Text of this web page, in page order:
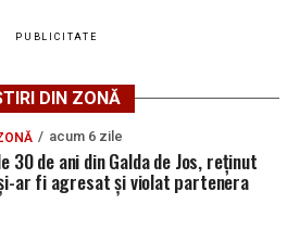
pe Google
Unirea pe Social Media
PUBLICITATE
DIN ZONĂ
acum 6 zile
30 de ani din Galda de Jos, reținut
ar fi agresat și violat partenera